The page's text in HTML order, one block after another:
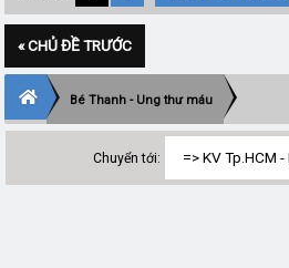
« CHỦ ĐỀ TRƯỚC
Bé Thanh - Ung thư máu
Chuyển tới: